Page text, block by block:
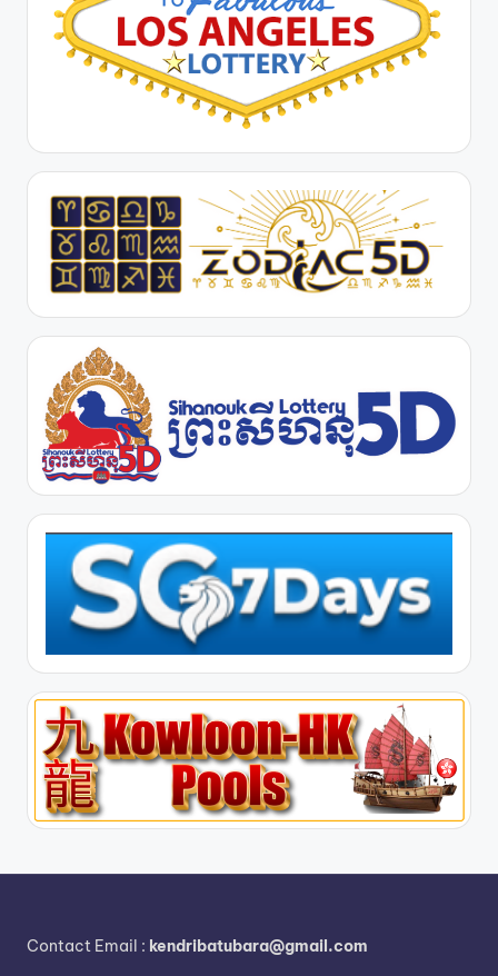
Contact Email : kendribatubara@gmail.com